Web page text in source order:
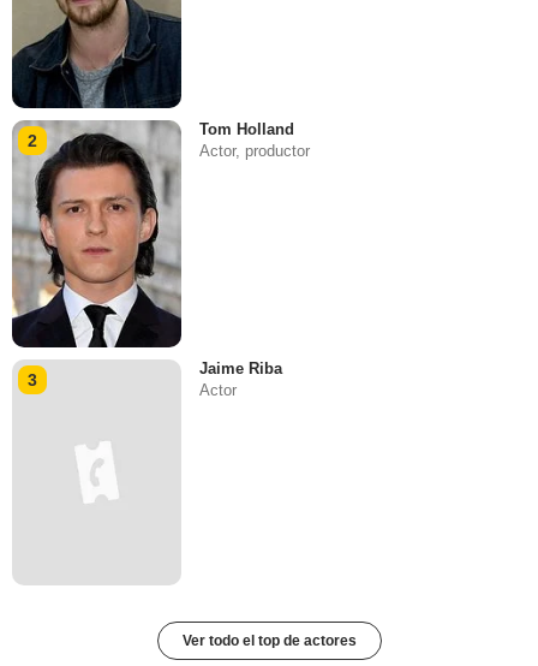
2
Tom Holland
Actor, productor
3
Jaime Riba
Actor
Ver todo el top de actores